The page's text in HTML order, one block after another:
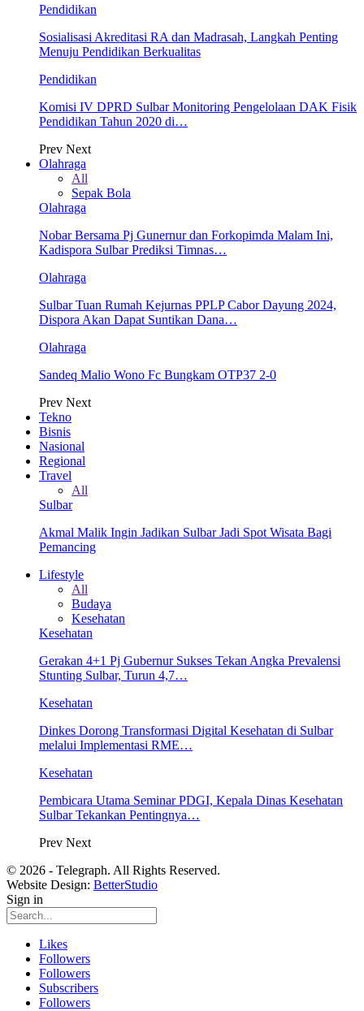
Pendidikan
Sosialisasi Akreditasi RA dan Madrasah, Langkah Penting
Menuju Pendidikan Berkualitas
Pendidikan
Komisi IV DPRD Sulbar Monitoring Pengelolaan DAK Fisik
Pendidikan Tahun 2020 di…
Prev Next
Olahraga
All
Sepak Bola
Olahraga
Nobar Bersama Pj Gunernur dan Forkopimda Malam Ini,
Kadispora Sulbar Prediksi Timnas…
Olahraga
Sulbar Tuan Rumah Kejurnas PPLP Cabor Dayung 2024,
Dispora Akan Dapat Suntikan Dana…
Olahraga
Sandeq Malio Wono Fc Bungkam OTP37 2-0
Prev Next
Tekno
Bisnis
Nasional
Regional
Travel
All
Sulbar
Akmal Malik Ingin Jadikan Sulbar Jadi Spot Wisata Bagi
Pemancing
Lifestyle
All
Budaya
Kesehatan
Kesehatan
Gerakan 4+1 Pj Gubernur Sukses Tekan Angka Prevalensi
Stunting Sulbar, Turun 4,7…
Kesehatan
Dinkes Dorong Transformasi Digital Kesehatan di Sulbar
melalui Implementasi RME…
Kesehatan
Pembicara Utama Seminar PDGI, Kepala Dinas Kesehatan
Sulbar Tekankan Pentingnya…
Prev Next
© 2026 - Telegraph. All Rights Reserved.
Website Design: BetterStudio
Sign in
Likes
Followers
Followers
Subscribers
Followers